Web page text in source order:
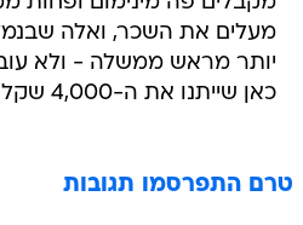
מעלים את השכר, ואלה
יותר מראש ממשלה - ולא
כאן שייתנו את ה-4,000 שקל לאדם".
טרם התפרסמו תגובות